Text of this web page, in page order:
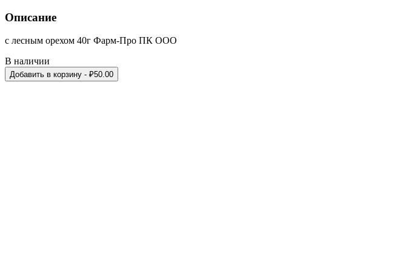
Описание
с лесным орехом 40г Фарм-Про ПК ООО
В наличии
Добавить в корзину - ₽50.00